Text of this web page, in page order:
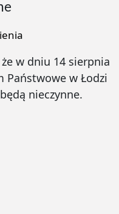
w dniu 14 sierpnia
Państwowe w Łodzi
nieczynne.